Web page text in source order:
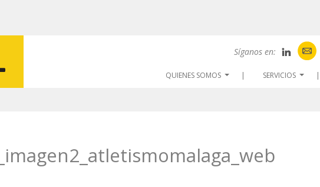
Síganos en:
QUIENES SOMOS SERVICIOS